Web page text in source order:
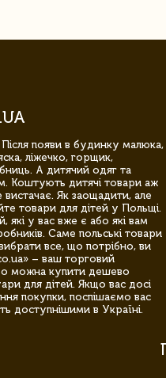
появи в будинку малюка,
ліжечко, горщик,
А дитячий одяг та
Коштують дитячі товари аж
Як заощадити, але
товари для дітей у Польщі.
у вас вже є або які вам
Саме польські товари
все, що потрібно, ви
– ваш торговий
можна купити дешево
для дітей. Якщо вас досі
покупки, поспішаємо вас
доступнішими в Україні.